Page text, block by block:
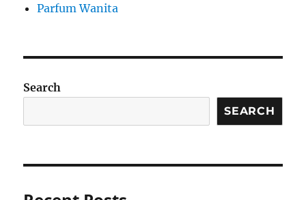
Parfum Wanita
Search
SEARCH